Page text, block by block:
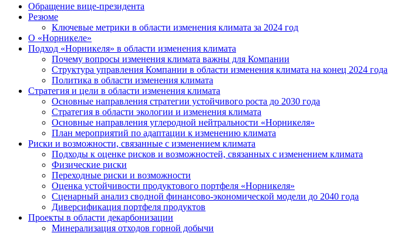
Обращение вице-президента
Резюме
Ключевые метрики в области изменения климата за 2024 год
О «Норникеле»
Подход «Норникеля» в области изменения климата
Почему вопросы изменения климата важны для Компании
Структура управления Компании в области изменения климата на конец 2024 года
Политика в области изменения климата
Стратегия и цели в области изменения климата
Основные направления стратегии устойчивого роста до 2030 года
Стратегия в области экологии и изменения климата
Основные направления углеродной нейтральности «Норникеля»
План мероприятий по адаптации к изменению климата
Риски и возможности, связанные с изменением климата
Подходы к оценке рисков и возможностей, связанных с изменением климата
Физические риски
Переходные риски и возможности
Оценка устойчивости продуктового портфеля «Норникеля»
Сценарный анализ сводной финансово-экономической модели до 2040 года
Диверсификация портфеля продуктов
Проекты в области декарбонизации
Минерализация отходов горной добычи